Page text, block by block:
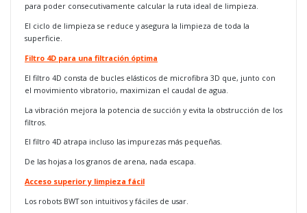
para poder consecutivamente calcular la ruta ideal de limpieza.
El ciclo de limpieza se reduce y asegura la limpieza de toda la
superficie.
Filtro 4D para una filtración óptima
El filtro 4D consta de bucles elásticos de microfibra 3D que, junto con
el movimiento vibratorio, maximizan el caudal de agua.
La vibración mejora la potencia de succión y evita la obstrucción de los
filtros.
El filtro 4D atrapa incluso las impurezas más pequeñas.
De las hojas a los granos de arena, nada escapa.
Acceso superior y limpieza fácil
Los robots BWT son intuitivos y fáciles de usar.